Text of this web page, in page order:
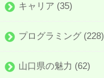
キャリア (35)
プログラミング (228)
山口県の魅力 (62)